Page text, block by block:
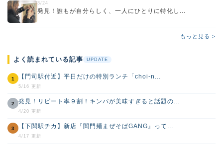
3/24
発見！誰もが自分らしく、一人にひとりに特化し...
もっと見る >
よく読まれている記事 UPDATE
1 【門司駅付近】平日だけの特別ランチ「choi-n...
5/16 更新
2 発見！リピート率９割！キンパが美味すぎると話題の...
4/20 更新
3 【下関駅チカ】新店『関門麺まぜそばGANG』って...
4/17 更新